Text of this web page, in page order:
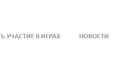
УЧАСТИЕ В ИГРАХ НОВОСТИ